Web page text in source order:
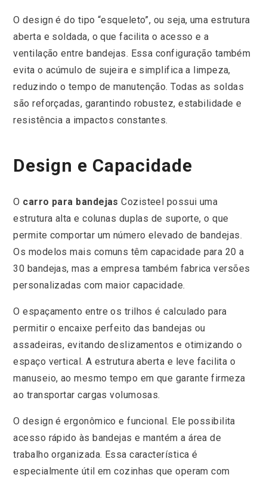
O design é do tipo “esqueleto”, ou seja, uma estrutura
aberta e soldada, o que facilita o acesso e a
ventilação entre bandejas. Essa configuração também
evita o acúmulo de sujeira e simplifica a limpeza,
reduzindo o tempo de manutenção. Todas as soldas
são reforçadas, garantindo robustez, estabilidade e
resistência a impactos constantes.
Design e Capacidade
O carro para bandejas Cozisteel possui uma
estrutura alta e colunas duplas de suporte, o que
permite comportar um número elevado de bandejas.
Os modelos mais comuns têm capacidade para 20 a
30 bandejas, mas a empresa também fabrica versões
personalizadas com maior capacidade.
O espaçamento entre os trilhos é calculado para
permitir o encaixe perfeito das bandejas ou
assadeiras, evitando deslizamentos e otimizando o
espaço vertical. A estrutura aberta e leve facilita o
manuseio, ao mesmo tempo em que garante firmeza
ao transportar cargas volumosas.
O design é ergonômico e funcional. Ele possibilita
acesso rápido às bandejas e mantém a área de
trabalho organizada. Essa característica é
especialmente útil em cozinhas que operam com